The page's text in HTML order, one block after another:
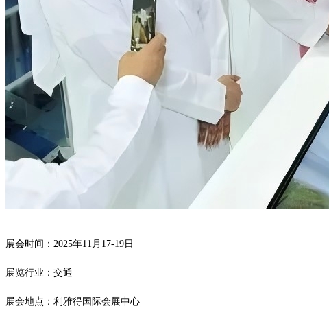
展会时间： 2025年11月17-19日
展览行业：交通
展会地点：利雅得国际会展中心